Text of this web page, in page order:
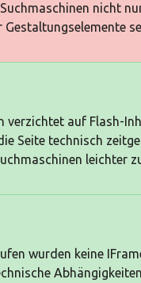
nicht
verzichtet auf Flash-
Seite technisch
leichter
wurden keine